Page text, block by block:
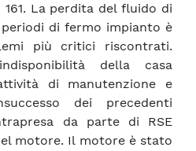
La perdita del fluido di
di fermo impianto è
più critici riscontrati.
della casa
di manutenzione e
dei precedenti
da parte di RSE
motore. Il motore è stato